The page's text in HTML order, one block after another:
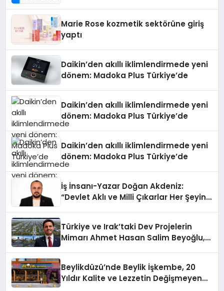
Marie Rose kozmetik sektörüne giriş
yaptı
Daikin’den akıllı iklimlendirmede yeni
dönem: Madoka Plus Türkiye’de
Daikin’den akıllı iklimlendirmede yeni
dönem: Madoka Plus Türkiye’de
Daikin’den akıllı iklimlendirmede yeni
dönem: Madoka Plus Türkiye’de
İş İnsanı-Yazar Doğan Akdeniz:
“Devlet Aklı ve Milli Çıkarlar Her Şeyin
Türkiye ve Irak’taki Dev Projelerin
Mimarı Ahmet Hasan Salim Beyoğlu,
Hayata Geçirecek
Beylikdüzü’nde Beylik İşkembe, 20
Yıldır Kalite ve Lezzetin Değişmeyen